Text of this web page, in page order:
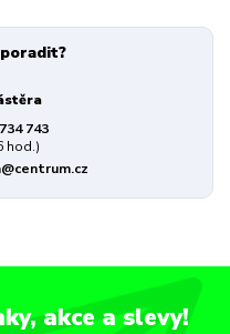
743
hod.)
akce a slevy!